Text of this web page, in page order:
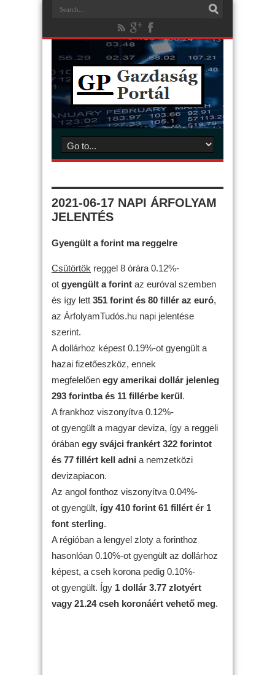
2021-06-17 NAPI ÁRFOLYAM
JELENTÉS
Gyengült a forint ma reggelre
Csütörtök reggel 8 órára 0.12%-
ot gyengült a forint az euróval szemben
és így lett 351 forint és 80 fillér az euró,
az ÁrfolyamTudós.hu napi jelentése
szerint.
A dollárhoz képest 0.19%-ot gyengült a
hazai fizetőeszköz, ennek
megfelelően egy amerikai dollár jelenleg
293 forintba és 11 fillérbe kerül.
A frankhoz viszonyítva 0.12%-
ot gyengült a magyar deviza, így a reggeli
órában egy svájci frankért 322 forintot
és 77 fillért kell adni a nemzetközi
devizapiacon.
Az angol fonthoz viszonyítva 0.04%-
ot gyengült, így 410 forint 61 fillért ér 1
font sterling.
A régióban a lengyel zloty a forinthoz
hasonlóan 0.10%-ot gyengült az dollárhoz
képest, a cseh korona pedig 0.10%-
ot gyengült. Így 1 dollár 3.77 zlotyért
vagy 21.24 cseh koronáért vehető meg.